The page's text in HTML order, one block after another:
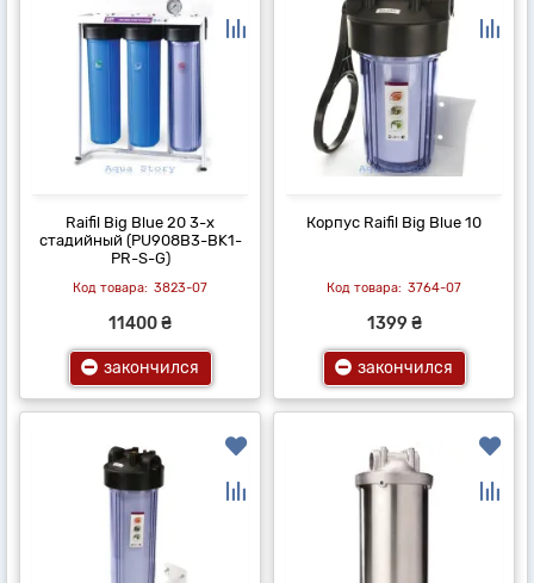
Raifil Вig Blue 20 3-х
стадийный (PU908B3-BK1-
PR-S-G)
3823-07
11400 ₴
закончился
Корпус Raifil Big Blue 10
3764-07
1399 ₴
закончился